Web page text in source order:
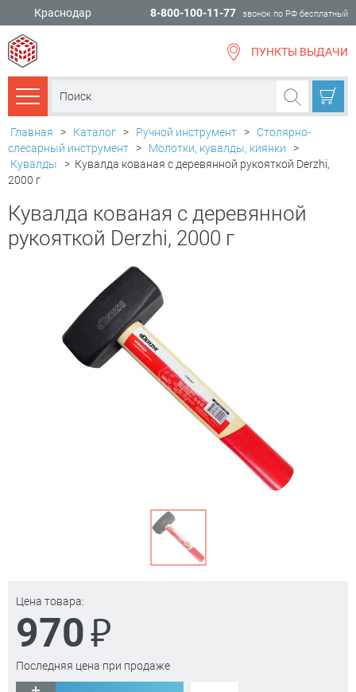
Краснодар 8-800-100-11-77 звонок по РФ бесплатный
ПУНКТЫ ВЫДАЧИ
Каталог товаров
Главная > Каталог > Ручной инструмент >
Столярно-
слесарный инструмент > Молотки, кувалды, киянки
>
Кувалды
> Кувалда кованая с деревянной рукояткой Derzhi,
2000 г
Кувалда кованая с деревянной
рукояткой Derzhi, 2000 г
Цена товара:
970₽
Последняя цена при продаже